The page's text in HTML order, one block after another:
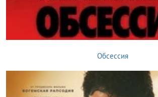
Обсессия